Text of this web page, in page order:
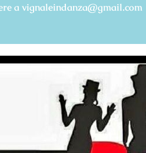
a vignaleindanza@gmail.com